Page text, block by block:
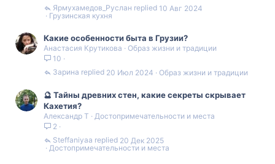
Грузинская кухня
10 Авг 2024
Ярмухамедов_Руслан
Какие особенности быта в Грузии?
Анастасия Крутикова
Образ жизни и традиции
10
Образ жизни и традиции
20 Июл 2024
Зарина
🔮 Тайны древних стен, какие секреты скрывает
Кахетия?
Александр Т
Достопримечательности и места
2
Достопримечательности и места
20 Дек 2025
Steffaniyaa